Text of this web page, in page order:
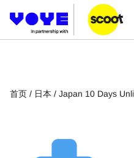
首页 / 日本 / Japan 10 Days